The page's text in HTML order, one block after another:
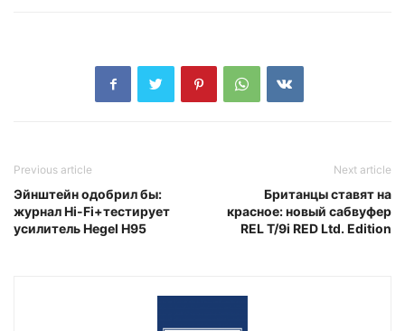
Previous article
Эйнштейн одобрил бы:
журнал Hi-Fi+тестирует
усилитель Hegel H95
Next article
Британцы ставят на
красное: новый сабвуфер
REL T/9i RED Ltd. Edition